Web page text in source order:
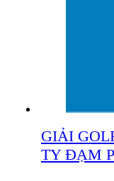
GIẢI
TY ĐẠM